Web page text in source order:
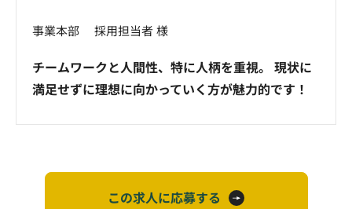
事業本部 採用担当者 様
チームワークと人間性、特に人柄を重視。 現状に
満足せずに理想に向かっていく方が魅力的です！
この求人に応募する